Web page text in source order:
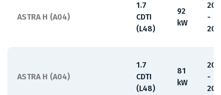
ASTRA H (A04)
1.7
CDTI
(L48)
92
kW
-
ASTRA H (A04)
1.7
CDTI
(L48)
81
kW
-